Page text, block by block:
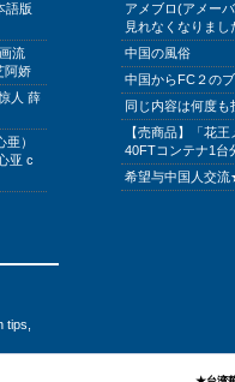
語版
流
阿娇
人 薛
）
亚 c
アメブロ(アメー
見れなくなりまし
中国の風俗
中国からFC２の
同じ内容は何度
【売商品】「花
40FTコンテナ1台
希望与中国人交
tips,